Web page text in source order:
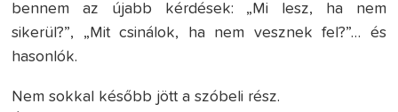
bennem az újabb kérdések: „Mi lesz, ha nem
sikerül?”, „Mit csinálok, ha nem vesznek fel?”… és
hasonlók.
Nem sokkal később jött a szóbeli rész.